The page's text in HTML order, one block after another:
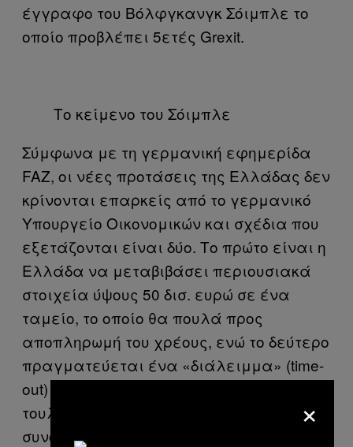
έγγραφο του Βόλφγκανγκ Σόιμπλε το
οποίο προβλέπει 5ετές Grexit.
Tο κείμενο του Σόιμπλε
Σύμφωνα με τη γερμανική εφημερίδα
FAZ, οι νέες προτάσεις της Ελλάδας δεν
κρίνονται επαρκείς από το γερμανικό
Υπουργείο Οικονομικών και σχέδια που
εξετάζονται είναι δύο. Το πρώτο είναι η
Ελλάδα να μεταβιβάσει περιουσιακά
στοιχεία ύψους 50 δισ. ευρώ σε ένα
ταμείο, το οποίο θα πουλά προς
αποπληρωμή του χρέους, ενώ το δεύτερο
πραγματεύεται ένα «διάλειμμα» (time-
out) της Ελλάδας από το ευρώ για
τουλάχιστον 5 χρόνια που θα
συνοδεύεται από αναδιάρθρωση του
×